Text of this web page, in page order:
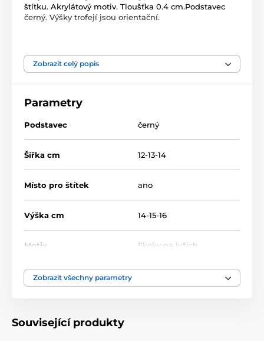
štítku. Akrylátový motiv. Tloušťka 0.4 cm.Podstavec
černý. Výšky trofejí jsou orientační.
Skoky na lyžích Zimní sporty
Zobrazit celý popis
Parametry
Podstavec černý
Šířka cm 12-13-14
Místo pro štítek ano
Výška cm 14-15-16
Motiv Skoky na lyžích
Typ ocenění
Zobrazit všechny parametry
Související produkty